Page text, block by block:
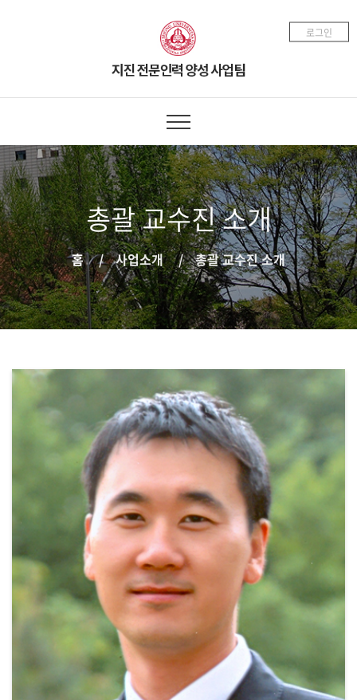
로그인
총괄 교수진 소개
홈 사업소개 총괄 교수진 소개